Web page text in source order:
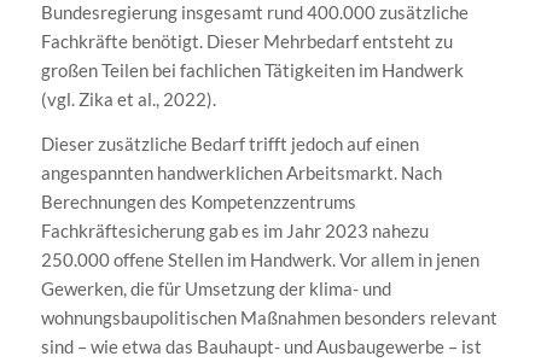
Bundesregierung insgesamt rund 400.000 zusätzliche
Fachkräfte benötigt. Dieser Mehrbedarf entsteht zu
großen Teilen bei fachlichen Tätigkeiten im Handwerk
(vgl. Zika et al., 2022).
Dieser zusätzliche Bedarf trifft jedoch auf einen
angespannten handwerklichen Arbeitsmarkt. Nach
Berechnungen des Kompetenzzentrums
Fachkräftesicherung gab es im Jahr 2023 nahezu
250.000 offene Stellen im Handwerk. Vor allem in jenen
Gewerken, die für Umsetzung der klima- und
wohnungsbaupolitischen Maßnahmen besonders relevant
sind – wie etwa das Bauhaupt- und Ausbaugewerbe – ist